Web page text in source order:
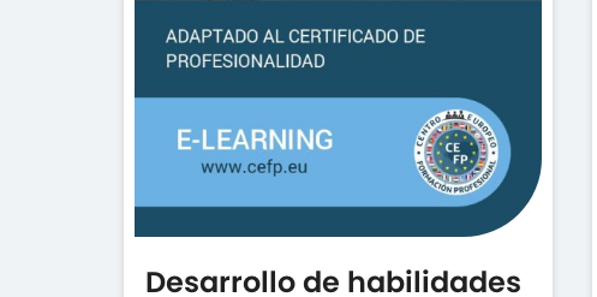
Desarrollo de habilidades